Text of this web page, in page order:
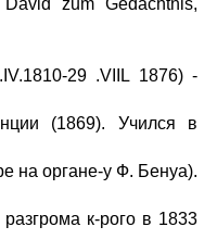
zum Gedachtnis,
29 .VIIL 1876) -
(1869). Учился в
на органе-у Ф. Бенуа).
к-рого в 1833